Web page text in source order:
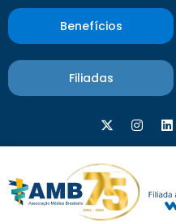
Benefícios
Filiadas